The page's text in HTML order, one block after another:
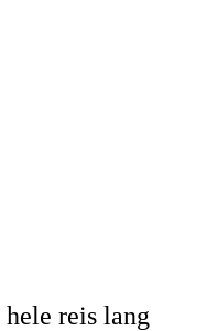
hele reis lang